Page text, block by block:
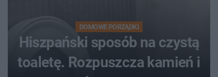
DOMOWE PORZĄDKI
Hiszpański sposób na czystą
toaletę. Rozpuszcza kamień i